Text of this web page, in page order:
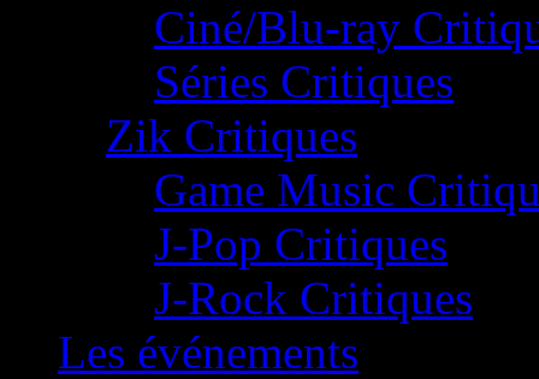
Ciné/Blu-ray
Séries Critiques
Zik Critiques
Game Music
J-Pop Critiques
J-Rock Critiques
Les événements